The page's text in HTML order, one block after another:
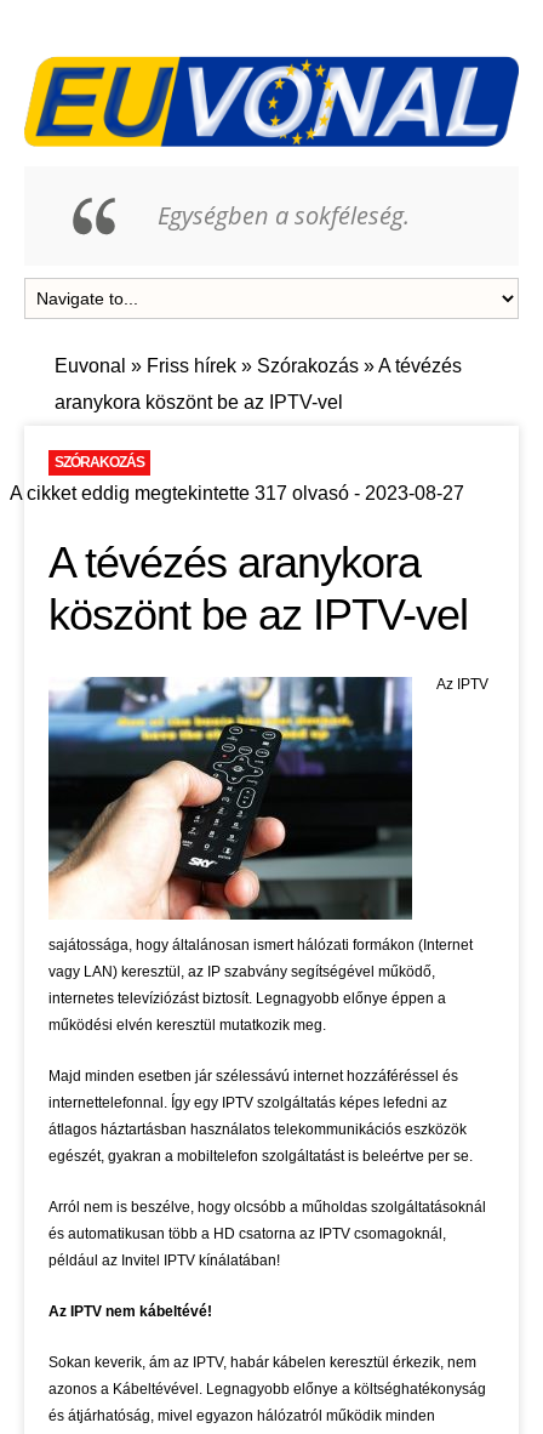
Egységben a sokféleség.
Euvonal » Friss hírek » Szórakozás »A tévézés
aranykora köszönt be az IPTV-vel
SZÓRAKOZÁS
A cikket eddig megtekintette 317 olvasó - 2023-08-27
A tévézés aranykora
köszönt be az IPTV-vel
Az IPTV
sajátossága, hogy általánosan ismert hálózati formákon (Internet
vagy LAN) keresztül, az IP szabvány segítségével működő,
internetes televíziózást biztosít. Legnagyobb előnye éppen a
működési elvén keresztül mutatkozik meg.
Majd minden esetben jár szélessávú internet hozzáféréssel és
internettelefonnal. Így egy IPTV szolgáltatás képes lefedni az
átlagos háztartásban használatos telekommunikációs eszközök
egészét, gyakran a mobiltelefon szolgáltatást is beleértve per se.
Arról nem is beszélve, hogy olcsóbb a műholdas szolgáltatásoknál
és automatikusan több a HD csatorna az IPTV csomagoknál,
például az Invitel IPTV kínálatában!
Az IPTV nem kábeltévé!
Sokan keverik, ám az IPTV, habár kábelen keresztül érkezik, nem
azonos a Kábeltévével. Legnagyobb előnye a költséghatékonyság
és átjárhatóság, mivel egyazon hálózatról működik minden